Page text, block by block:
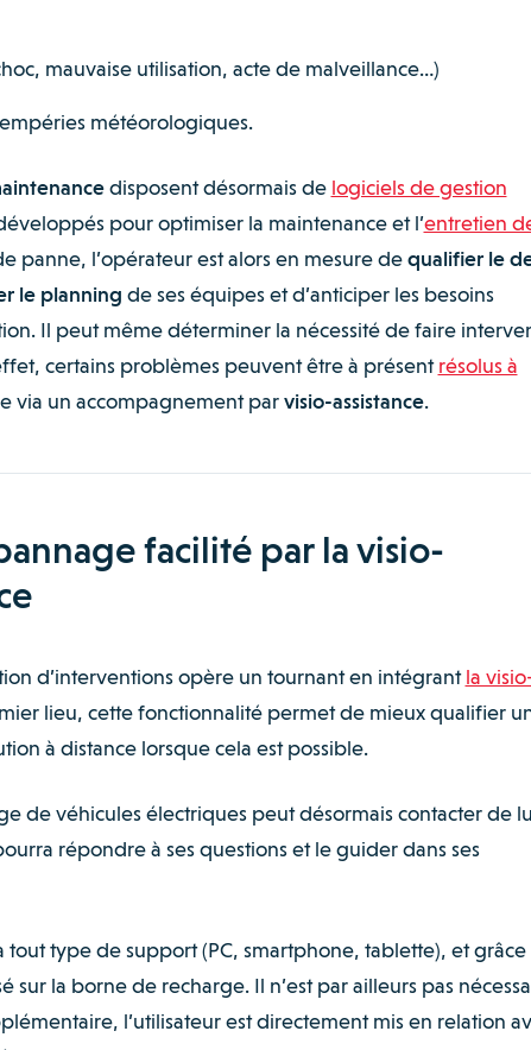
mauvaise utilisation, acte de malveillance…)
météorologiques.
disposent désormais de logiciels de gestion
pour optimiser la maintenance et l’entretien
panne, l’opérateur est alors en mesure dequalifier le
le planning de ses équipes et d’anticiper les besoins
Il peut même déterminer la nécessité de faire
certains problèmes peuvent être à présentrésolus à
via un accompagnement parvisio-assistance.
facilité par la visio-
d’interventions opère un tournant en intégrantla
lieu, cette fonctionnalité permet de mieux qualifier
à distance lorsque cela est possible.
de véhicules électriques peut désormais contacter de
répondre à ses questions et le guider dans ses
tout type de support (PC, smartphone, tablette), et grâce
sur la borne de recharge. Il n’est par ailleurs pas
l’utilisateur est directement mis en relation